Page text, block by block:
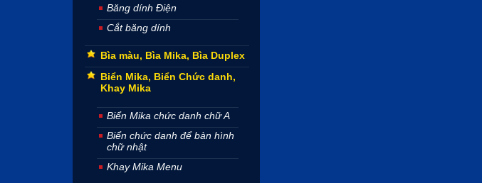
Băng dính Điện
Cắt băng dính
Bìa màu, Bìa Mika, Bìa Duplex
Biển Mika, Biển Chức danh,
Khay Mika
Biển Mika chức danh chữ A
Biển chức danh để bàn hình
chữ nhật
Khay Mika Menu